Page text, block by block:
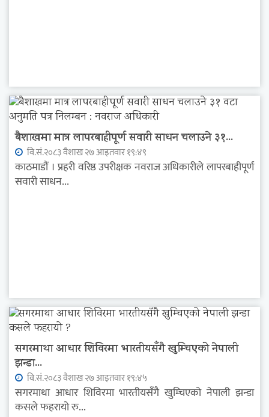
बैशाखमा मात्र लापरबाहीपूर्ण सवारी साधन चलाउने ३१...
वि.सं.२०८३ वैशाख २७ आइतवार १९:४९
काठमाडौं । प्रहरी वरिष्ठ उपरीक्षक नवराज अधिकारीले लापरबाहीपूर्ण
सवारी साधन...
सगरमाथा आधार शिविरमा भारतीयसँगै खुम्चिएको नेपाली
झन्डा...
वि.सं.२०८३ वैशाख २७ आइतवार १९:४५
सगरमाथा आधार शिविरमा भारतीयसँगै खुम्चिएको नेपाली झन्डा
कसले फहरायो रु...